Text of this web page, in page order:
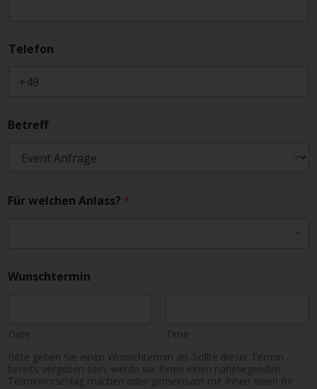
Telefon
Betreff
Für welchen Anlass? *
Wunschtermin
Date
Time
Bitte geben Sie einen Wunschtermin an. Sollte dieser Termin
bereits vergeben sein, werde wir Ihnen einen naheliegenden
Terminvorschlag machen oder gemeinsam mit Ihnen einen für